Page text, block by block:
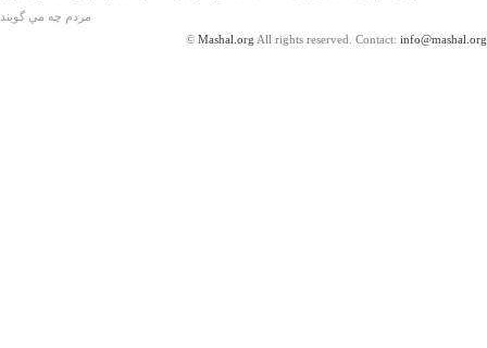
مردم چه مي گويند
© Mashal.org All rights reserved. Contact: info@mashal.org